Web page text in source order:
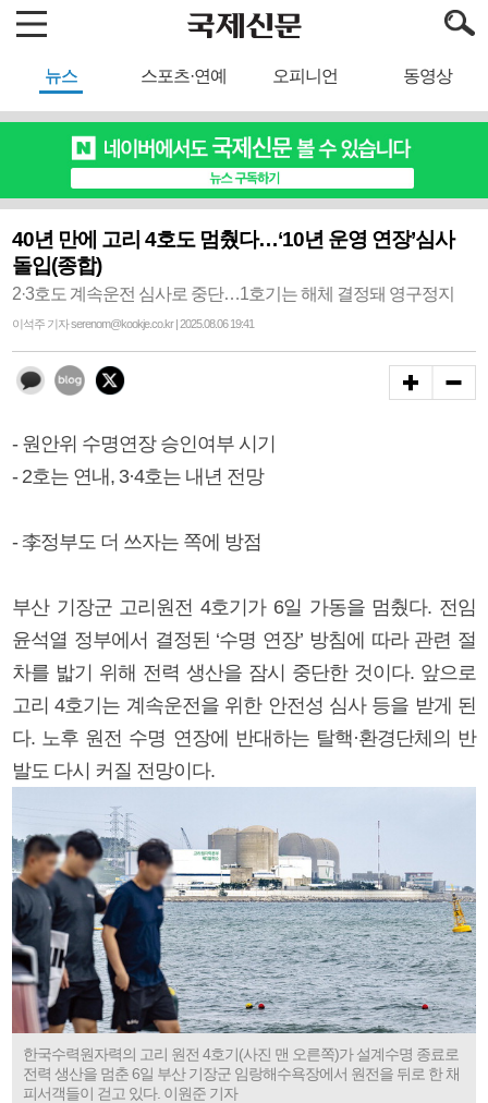
뉴스 스포츠·연예 오피니언 동영상
40년 만에 고리 4호도 멈췄다…‘10년 운영 연장’심사
돌입(종합)
2·3호도 계속운전 심사로 중단…1호기는 해체 결정돼 영구정지
이석주 기자 serenom@kookje.co.kr | 2025.08.06 19:41
- 원안위 수명연장 승인여부 시기
- 2호는 연내, 3·4호는 내년 전망
- 李정부도 더 쓰자는 쪽에 방점
부산 기장군 고리원전 4호기가 6일 가동을 멈췄다. 전임
윤석열 정부에서 결정된 ‘수명 연장’ 방침에 따라 관련 절
차를 밟기 위해 전력 생산을 잠시 중단한 것이다. 앞으로
고리 4호기는 계속운전을 위한 안전성 심사 등을 받게 된
다. 노후 원전 수명 연장에 반대하는 탈핵·환경단체의 반
발도 다시 커질 전망이다.
한국수력원자력의 고리 원전 4호기(사진 맨 오른쪽)가 설계수명 종료로
전력 생산을 멈춘 6일 부산 기장군 임랑해수욕장에서 원전을 뒤로 한 채
피서객들이 걷고 있다. 이원준 기자